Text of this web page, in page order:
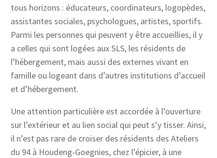
tous horizons : éducateurs, coordinateurs, logopèdes,
assistantes sociales, psychologues, artistes, sportifs.
Parmi les personnes qui peuvent y être accueillies, il y
a celles qui sont logées aux SLS, les résidents de
l’hébergement, mais aussi des externes vivant en
famille ou logeant dans d’autres institutions d’accueil
et d’hébergement.
Une attention particulière est accordée à l’ouverture
sur l’extérieur et au lien social qui peut s’y tisser. Ainsi,
il n’est pas rare de croiser des résidents des Ateliers
du 94 à Houdeng‑Goegnies, chez l’épicier, à une